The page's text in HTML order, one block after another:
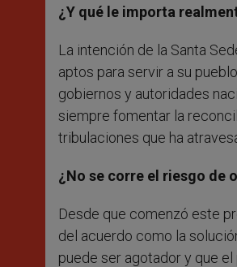
¿Y qué le importa
La intención de la Santa
aptos para servir a su
gobiernos y autoridades
siempre fomentar la
tribulaciones que ha
¿No se corre el riesgo de
Desde que comenzó este
del acuerdo como la
puede ser agotador y que